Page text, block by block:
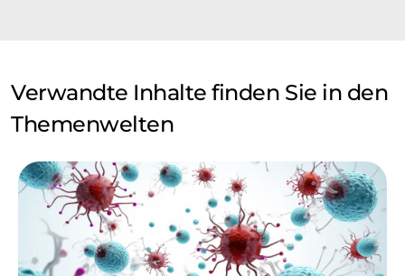
Verwandte Inhalte finden Sie in den
Themenwelten